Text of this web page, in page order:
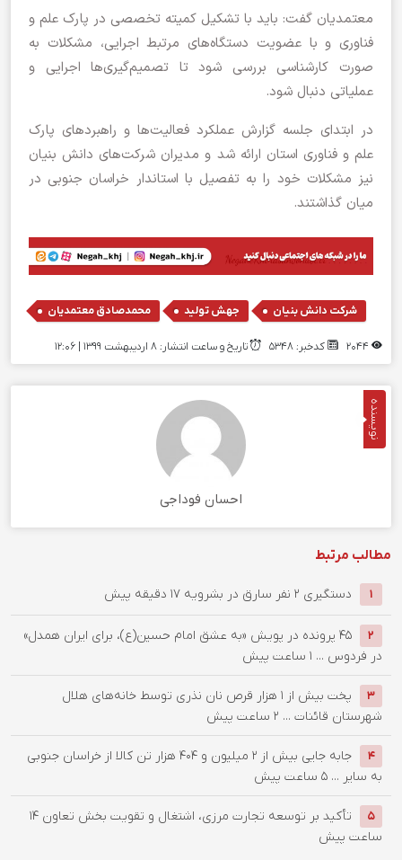
معتمدیان گفت: باید با تشکیل کمیته تخصصی در پارک علم و
فناوری و با عضویت دستگاه‌های مرتبط اجرایی، مشکلات به
صورت کارشناسی بررسی شود تا تصمیم‌گیری‌ها اجرایی و
عملیاتی دنبال شود.
در ابتدای جلسه گزارش عملکرد فعالیت‌ها و راهبردهای پارک
علم و فناوری استان ارائه شد و مدیران شرکت‌های دانش‌ بنیان
نیز مشکلات خود را به تفصیل با استاندار خراسان جنوبی در
میان گذاشتند.
شرکت دانش بنیان , جهش تولید , محمدصادق معتمدیان
کدخبر: 5348 تاریخ و ساعت انتشار: ۸ اردیبهشت ۱۳۹۹ | 12:06
نویسنده
احسان فوداجی
مطالب مرتبط
1 دستگيري 2 نفر سارق در بشرويه 17 دقیقه پیش
2
۴۵ پرونده در پویش «به عشق امام حسین(ع)، برای ایران همدل»
در فردوس ... 1 ساعت پیش
3
پخت بیش از 1 هزار قرص نان نذری توسط خانه‌های هلال
شهرستان قائنات ... 2 ساعت پیش
4
جابه جایی بیش از 2 میلیون و 404 هزار تن کالا از خراسان جنوبی
به سایر ... 5 ساعت پیش
5 تأکید بر توسعه تجارت مرزی، اشتغال و تقویت بخش تعاون 14
ساعت پیش